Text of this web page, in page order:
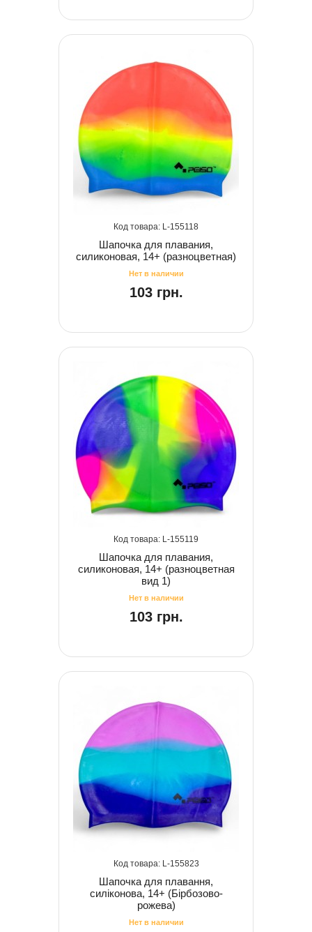
155118
Шапочка для плавания,
силиконовая, 14+ (разноцветная)
103 грн.
155119
Шапочка для плавания,
силиконовая, 14+ (разноцветная
вид 1)
103 грн.
155823
Шапочка для плавання,
силіконова, 14+ (Бірбозово-
рожева)